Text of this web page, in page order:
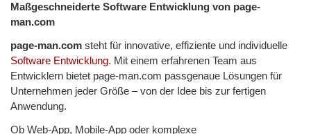
Maßgeschneiderte Software Entwicklung von page-
man.com
page-man.com steht für innovative, effiziente und individuelle
Software Entwicklung. Mit einem erfahrenen Team aus
Entwicklern bietet page-man.com passgenaue Lösungen für
Unternehmen jeder Größe – von der Idee bis zur fertigen
Anwendung.
Ob Web-App, Mobile-App oder komplexe